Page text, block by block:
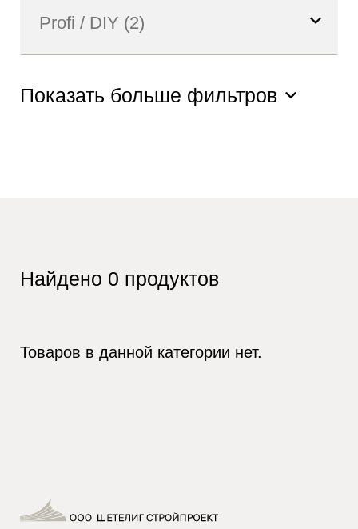
Показать больше фильтров
Найдено 0 продуктов
Товаров в данной категории нет.